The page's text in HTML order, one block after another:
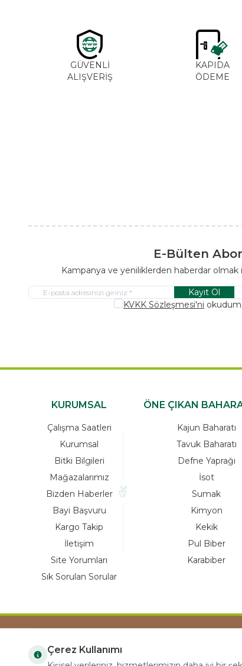
GÜVENLİ
ALIŞVERİŞ
KAPIDA
ÖDEME
E-Bülten
Kampanya ve yeniliklerden haberdar
Kayıt Ol
KVKK Sözleşmesi'ni
KURUMSAL
Çalışma Saatleri
Kurumsal
Bitki Bilgileri
Mağazalarımız
Bizden Haberler
Bayi Başvuru
Kargo Takip
İletişim
Site Yorumları
Sık Sorulan Sorular
ÖNE ÇIKAN
Kajun Baharatı
Tavuk Baharatı
Defne Yaprağı
İsot
Sumak
Kimyon
Kekik
Pul Biber
Karabiber
COPYRIGHT © 2023 arifoglu.com ALL RIGHTS
Çerez Kullanımı